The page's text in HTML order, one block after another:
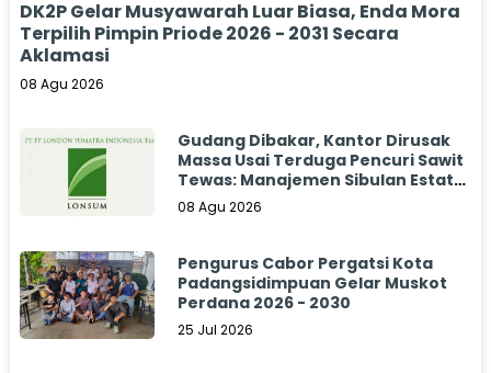
DK2P Gelar Musyawarah Luar Biasa, Enda Mora
Terpilih Pimpin Priode 2026 - 2031 Secara
Aklamasi
08 Agu 2026
Gudang Dibakar, Kantor Dirusak
Massa Usai Terduga Pencuri Sawit
Tewas: Manajemen Sibulan Estate
Bungkam
08 Agu 2026
Pengurus Cabor Pergatsi Kota
Padangsidimpuan Gelar Muskot
Perdana 2026 - 2030
25 Jul 2026